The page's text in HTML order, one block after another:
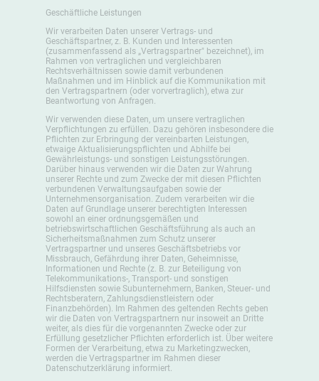
Geschäftliche Leistungen
Wir verarbeiten Daten unserer Vertrags- und
Geschäftspartner, z. B. Kunden und Interessenten
(zusammenfassend als „Vertragspartner" bezeichnet), im
Rahmen von vertraglichen und vergleichbaren
Rechtsverhältnissen sowie damit verbundenen
Maßnahmen und im Hinblick auf die Kommunikation mit
den Vertragspartnern (oder vorvertraglich), etwa zur
Beantwortung von Anfragen.
Wir verwenden diese Daten, um unsere vertraglichen
Verpflichtungen zu erfüllen. Dazu gehören insbesondere die
Pflichten zur Erbringung der vereinbarten Leistungen,
etwaige Aktualisierungspflichten und Abhilfe bei
Gewährleistungs- und sonstigen Leistungsstörungen.
Darüber hinaus verwenden wir die Daten zur Wahrung
unserer Rechte und zum Zwecke der mit diesen Pflichten
verbundenen Verwaltungsaufgaben sowie der
Unternehmensorganisation. Zudem verarbeiten wir die
Daten auf Grundlage unserer berechtigten Interessen
sowohl an einer ordnungsgemäßen und
betriebswirtschaftlichen Geschäftsführung als auch an
Sicherheitsmaßnahmen zum Schutz unserer
Vertragspartner und unseres Geschäftsbetriebs vor
Missbrauch, Gefährdung ihrer Daten, Geheimnisse,
Informationen und Rechte (z. B. zur Beteiligung von
Telekommunikations-, Transport- und sonstigen
Hilfsdiensten sowie Subunternehmern, Banken, Steuer- und
Rechtsberatern, Zahlungsdienstleistern oder
Finanzbehörden). Im Rahmen des geltenden Rechts geben
wir die Daten von Vertragspartnern nur insoweit an Dritte
weiter, als dies für die vorgenannten Zwecke oder zur
Erfüllung gesetzlicher Pflichten erforderlich ist. Über weitere
Formen der Verarbeitung, etwa zu Marketingzwecken,
werden die Vertragspartner im Rahmen dieser
Datenschutzerklärung informiert.